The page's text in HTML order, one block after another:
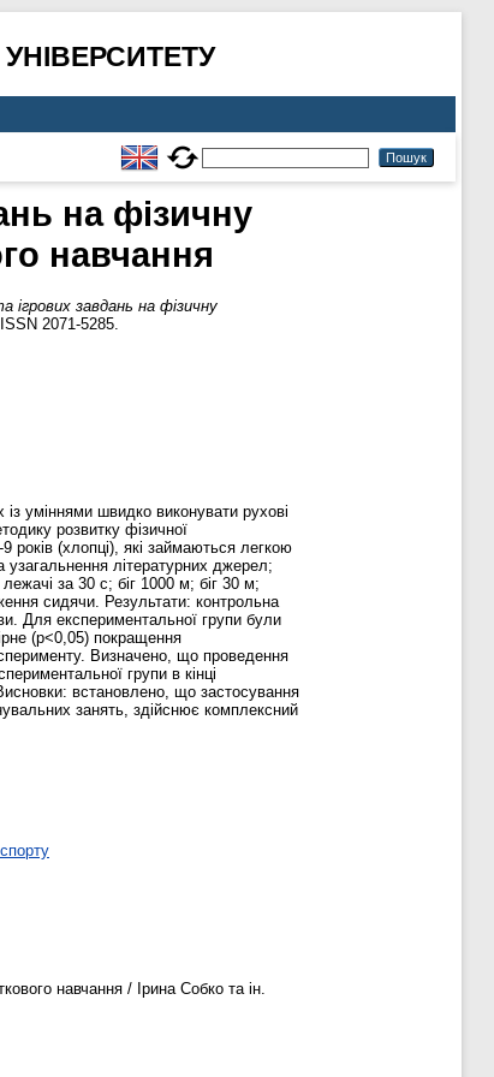
на фізичну
навчання
ігрових завдань на фізичну
2071-5285.
із уміннями швидко виконувати рухові
розвитку фізичної
років (хлопці), які займаються легкою
літературних джерел;
за 30 с; біг 1000 м; біг 30 м;
сидячи. Результати: контрольна
Для експериментальної групи були
(р<0,05) покращення
Визначено, що проведення
групи в кінці
встановлено, що застосування
занять, здійснює комплексний
навчання / Ірина Собко та ін.